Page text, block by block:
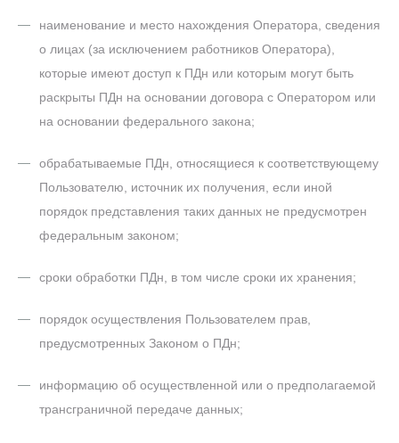
наименование и место нахождения Оператора, сведения
о лицах (за исключением работников Оператора),
которые имеют доступ к ПДн или которым могут быть
раскрыты ПДн на основании договора с Оператором или
на основании федерального закона;
обрабатываемые ПДн, относящиеся к соответствующему
Пользователю, источник их получения, если иной
порядок представления таких данных не предусмотрен
федеральным законом;
сроки обработки ПДн, в том числе сроки их хранения;
порядок осуществления Пользователем прав,
предусмотренных Законом о ПДн;
информацию об осуществленной или о предполагаемой
трансграничной передаче данных;